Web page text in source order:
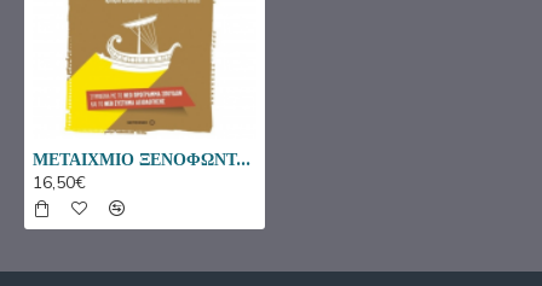
Ακολουθούν οι απαντήσεις στις ερωτήσεις, τις ασκήσεις
και τα θέματα για συζήτηση του σχολικού βιβλίου.
Στο παράρτημα δίνονται οι απαντήσεις στις
συμπληρωματικές ερωτήσεις και στα κριτήρια
αξιολόγησης.
ΜΕΤΑΙΧΜΙΟ ΞΕΝΟΦΩΝΤΑ ΕΛΛΗΝΙΚΑ Α΄ΛΥΚΕΙΟΥ ΣΑΛΜΑΝΛΗΣ
16,50€